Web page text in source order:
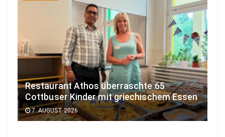
Restaurant Athos überraschte 65
Cottbuser Kinder mit griechischem Essen
7. AUGUST 2026